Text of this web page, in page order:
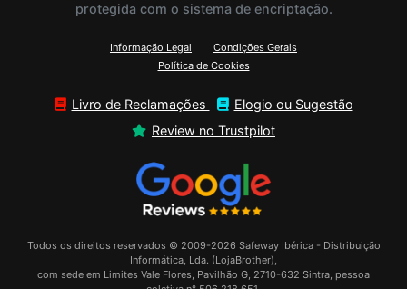
protegida com o sistema de encriptação.
Informação Legal
Condições Gerais
Política de Cookies
Livro de Reclamações
Elogio ou Sugestão
Review no Trustpilot
Todos os direitos reservados © 2009-2026 Safeway Ibérica - Distribuição
Informática, Lda. (LojaBrother),
com sede em Limites Vale Flores, Pavilhão G, 2710-632 Sintra, pessoa